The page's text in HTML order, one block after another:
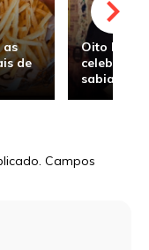
as
de
Oito
sabia
Campos